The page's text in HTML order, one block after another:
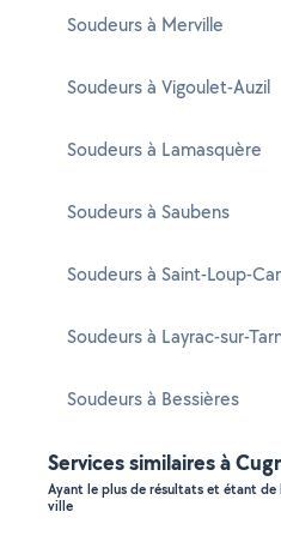
Soudeurs à Merville
Soudeurs à Vigoulet-Auzil
Soudeurs à Lamasquère
Soudeurs à Saubens
Soudeurs à Saint-Loup-
Soudeurs à Layrac-sur-
Soudeurs à Bessières
Services similaires à
Ayant le plus de résultats et étant
ville